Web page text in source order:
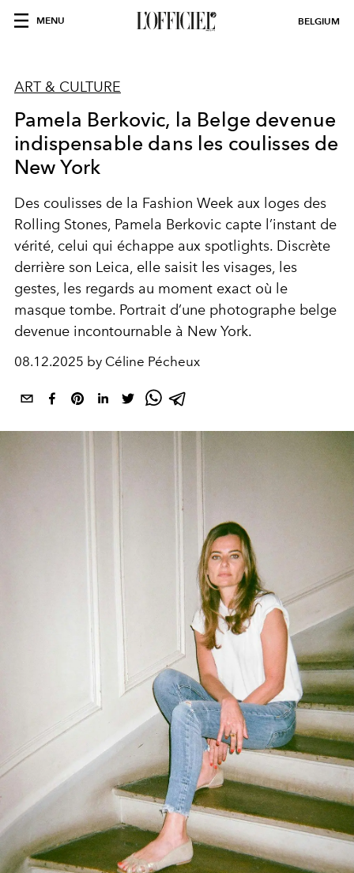
MENU BELGIUM
ART & CULTURE
Pamela Berkovic, la Belge devenue
indispensable dans les coulisses de
New York
Des coulisses de la Fashion Week aux loges des
Rolling Stones, Pamela Berkovic capte l’instant de
vérité, celui qui échappe aux spotlights. Discrète
derrière son Leica, elle saisit les visages, les
gestes, les regards au moment exact où le
masque tombe. Portrait d’une photographe belge
devenue incontournable à New York.
08.12.2025 by Céline Pécheux